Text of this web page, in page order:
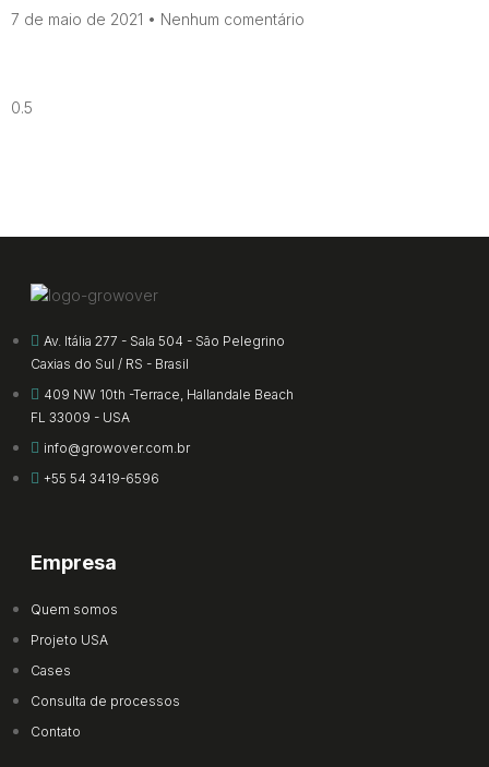
7 de maio de 2021 Nenhum comentário
Av. Itália 277 - Sala 504 - São Pelegrino
Caxias do Sul / RS - Brasil
409 NW 10th -Terrace, Hallandale Beach
FL 33009 - USA
info@growover.com.br
+55 54 3419-6596
Empresa
Quem somos
Projeto USA
Cases
Consulta de processos
Contato